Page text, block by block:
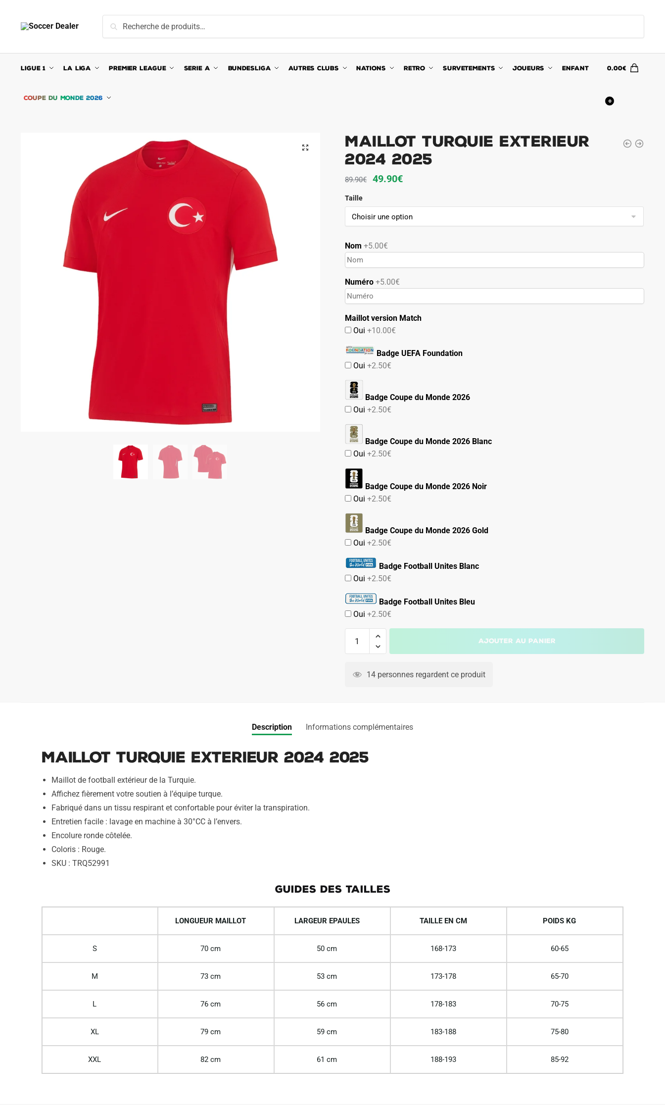
navigation
content
pour :
Recherche
LIGUE 1 LA LIGA PREMIER LEAGUE SERIE A BUNDESLIGA AUTRES CLUBS NATIONS RETRO SURVETEMENTS JOUEURS ENFANT
COUPE DU MONDE 2026
0.00€
0
🔍
Maillot Turquie Exterieur
2024 2025
89.90€
Le
initial
était :
49.90€Le
actuel
est :
Taille
Nom +5.00€
Numéro+5.00€
Maillot version Match
Oui+10.00€
Badge UEFA Foundation
Oui+2.50€
Badge Coupe du Monde 2026
Oui+2.50€
Badge Coupe du Monde 2026 Blanc
Oui+2.50€
Badge Coupe du Monde 2026 Noir
Oui+2.50€
Badge Coupe du Monde 2026 Gold
Oui+2.50€
Badge Football Unites Blanc
Oui+2.50€
Badge Football Unites Bleu
Oui+2.50€
Turquie
Ajouter au panier
i
14 personnes regardent ce produit
Description Informations complémentaires
Maillot Turquie Exterieur 2024 2025
Maillot de football extérieur de la Turquie.
Affichez fièrement votre soutien à l’équipe turque.
Fabriqué dans un tissu respirant et confortable pour éviter la transpiration.
Entretien facile : lavage en machine à 30°CC à l’envers.
Encolure ronde côtelée.
Coloris : Rouge.
SKU : TRQ52991
GUIDES DES TAILLES
LONGUEUR MAILLOT LARGEUR EPAULES TAILLE EN CM POIDS KG
S 70 cm 50 cm 168-173 60-65
M 73 cm 53 cm 173-178 65-70
L 76 cm 56 cm 178-183 70-75
XL 79 cm 59 cm 183-188 75-80
XXL 82 cm 61 cm 188-193 85-92